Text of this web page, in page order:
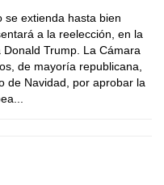
se extienda hasta bien
a la reelección, en la
Trump. La Cámara
de mayoría republicana,
de Navidad, por aprobar la